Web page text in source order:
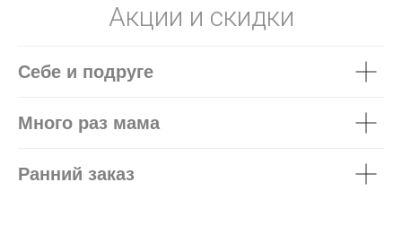
Акции и скидки
Себе и подруге
Много раз мама
Ранний заказ